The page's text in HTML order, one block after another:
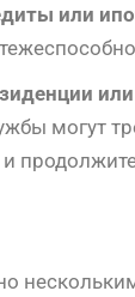
или
могут
и